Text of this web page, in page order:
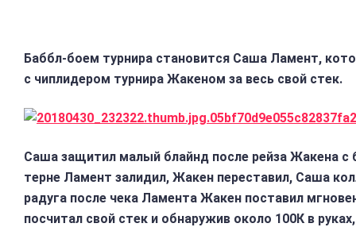
Баббл-боем турнира становится Саша Ламент,
с чиплидером турнира Жакеном за весь свой стек.
Саша защитил малый блайнд после рейза Жакена с
терне Ламент залидил, Жакен переставил, Саша
радуга после чека Ламента Жакен поставил
посчитал свой стек и обнаружив около 100К в